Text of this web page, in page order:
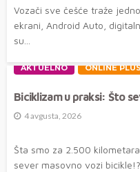
Vozači sve češće traže
ekrani, Android Auto,
su...
AKTUELNO ONLINE
Biciklizam u praksi: Što
4 avgusta, 2026
Šta smo za 2.500
sever masovno vozi